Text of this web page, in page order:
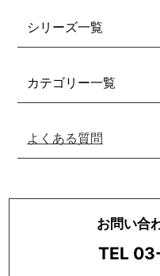
シリーズ一覧
カテゴリー一覧
よくある質問
お問い合
TEL